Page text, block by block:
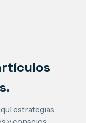
estrategias,